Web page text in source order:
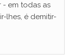
- em todas as
lhes, é demitir-